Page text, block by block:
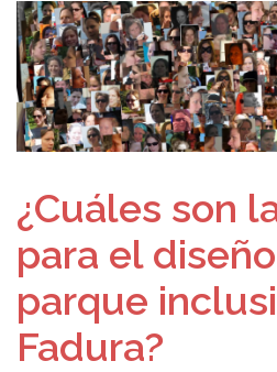
¿Cuáles son
para el
parque
Fadura?